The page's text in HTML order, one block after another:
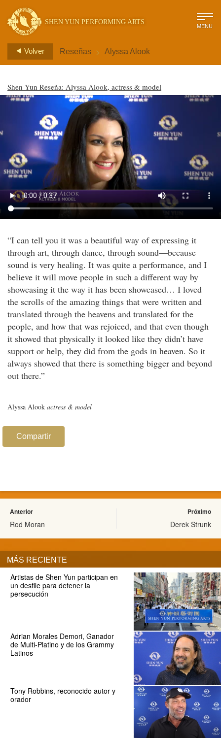
SHEN YUN PERFORMING ARTS MENU
Volver Reseñas > Alyssa Alook
Shen Yun Reseña: Alyssa Alook, actress & model
“I can tell you it was a beautiful way of expressing it
through art, through dance, through sound—because
sound is very healing. It was quite a performance, and I
believe it will move people in such a different way by
showcasing it the way it has been showcased… I loved
the scrolls of the amazing things that were written and
translated through the heavens and translated for the
people, and how that was rejoiced, and that even though
it showed that physically it looked like they didn’t have
support or help, they did from the gods in heaven. So it
always showed that there is something bigger and beyond
out there.”
Alyssa Alook actress & model
Compartir
Anterior
Rod Moran
Próximo
Derek Strunk
MÁS RECIENTE
Artistas de Shen Yun participan en
un desfile para detener la
persecución
Adrian Morales Demori, Ganador
de Multi-Platino y de los Grammy
Latinos
Tony Robbins, reconocido autor y
orador